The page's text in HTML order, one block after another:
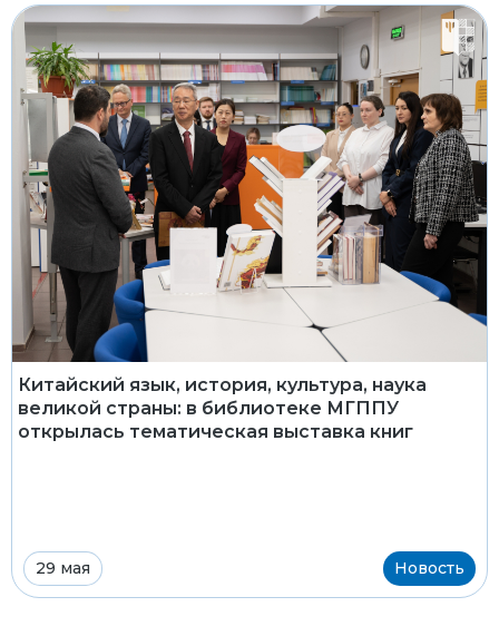
Китайский язык, история, культура, наука
великой страны: в библиотеке МГППУ
открылась тематическая выставка книг
29 мая Новость